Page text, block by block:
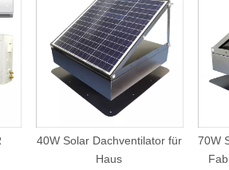
40W Solar Dachventilator für
Haus
70W